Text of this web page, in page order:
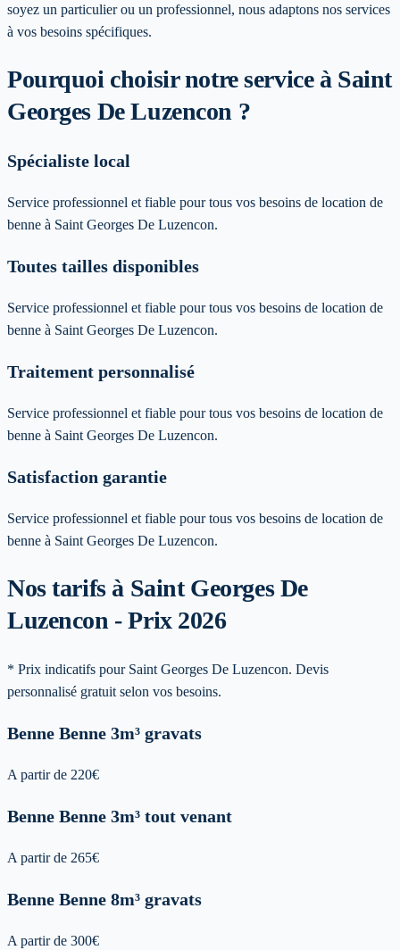
soyez un particulier ou un professionnel, nous adaptons nos services
à vos besoins spécifiques.
Pourquoi choisir notre service à Saint
Georges De Luzencon ?
Spécialiste local
Service professionnel et fiable pour tous vos besoins de location de
benne à Saint Georges De Luzencon.
Toutes tailles disponibles
Service professionnel et fiable pour tous vos besoins de location de
benne à Saint Georges De Luzencon.
Traitement personnalisé
Service professionnel et fiable pour tous vos besoins de location de
benne à Saint Georges De Luzencon.
Satisfaction garantie
Service professionnel et fiable pour tous vos besoins de location de
benne à Saint Georges De Luzencon.
Nos tarifs à Saint Georges De
Luzencon - Prix 2026
* Prix indicatifs pour Saint Georges De Luzencon. Devis
personnalisé gratuit selon vos besoins.
Benne Benne 3m³ gravats
A partir de 220€
Benne Benne 3m³ tout venant
A partir de 265€
Benne Benne 8m³ gravats
A partir de 300€